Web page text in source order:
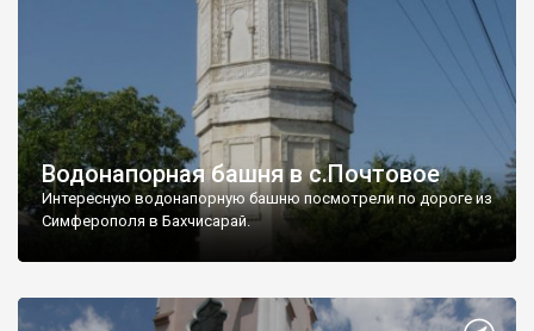
Водонапорная башня в с.Почтовое
Интересную водонапорную башню посмотрели по дороге из
Симферополя в Бахчисарай.